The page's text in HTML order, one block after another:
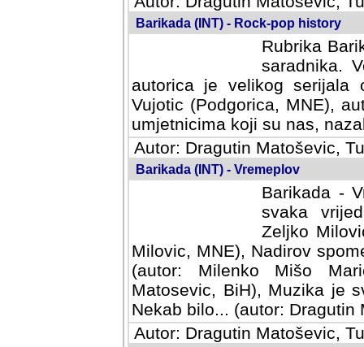
Barikada (INT) - Rock-pop history
Rubrika
saradnika.
autorica je velikog serijala
Vujotic (Podgorica, MNE),
umjetnicima koji su nas,
Autor: Dragutin Matoševic,
Barikada (INT) - Vremeplov
Barikada -
svaka
Milovic,
MNE), Nadirov spomenar
Milenko Mišo Maric, UK),
Muzika je svirala (autor:
(autor: Dragutin Matosevic,
Autor: Dragutin Matoševic,